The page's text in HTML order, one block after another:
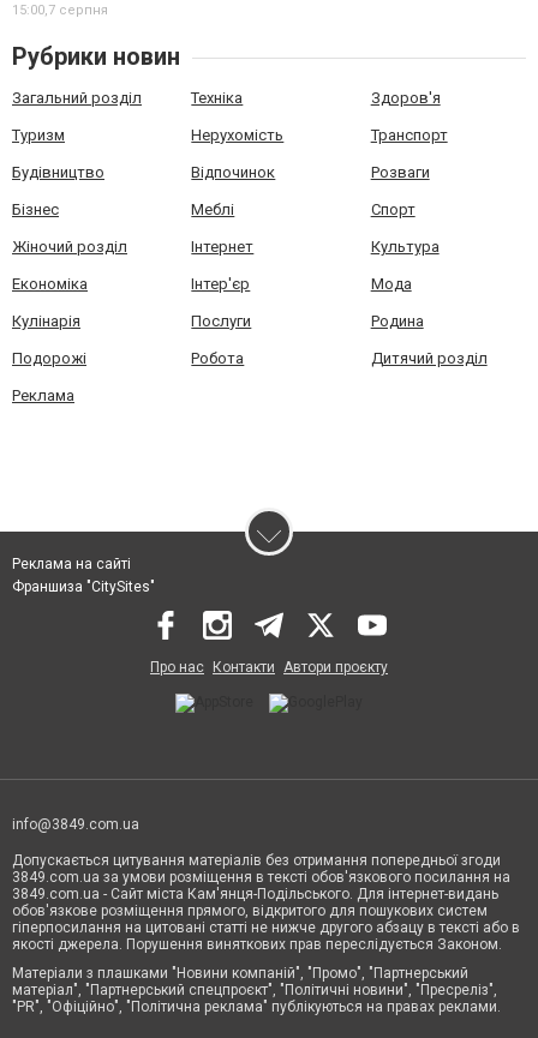
15:00,7 серпня
Рубрики новин
Загальний розділ Техніка Здоров'я
Туризм Нерухомість Транспорт
Будівництво Відпочинок Розваги
Бізнес Меблі Спорт
Жіночий розділ Інтернет Культура
Економіка Інтер'єр Мода
Кулінарія Послуги Родина
Подорожі Робота Дитячий розділ
Реклама
Реклама на сайті
Франшиза "CitySites"
Про нас Контакти Автори проєкту
info@3849.com.ua
Допускається цитування матеріалів без отримання попередньої згоди
3849.com.ua за умови розміщення в тексті обов'язкового посилання на
3849.com.ua - Сайт міста Кам'янця-Подільського. Для інтернет-видань
обов'язкове розміщення прямого, відкритого для пошукових систем
гіперпосилання на цитовані статті не нижче другого абзацу в тексті або в
якості джерела. Порушення виняткових прав переслідується Законом.
Матеріали з плашками "Новини компаній", "Промо", "Партнерський
матеріал", "Партнерський спецпроєкт", "Політичні новини", "Пресреліз",
"PR", "Офіційно", "Політична реклама" публікуються на правах реклами.